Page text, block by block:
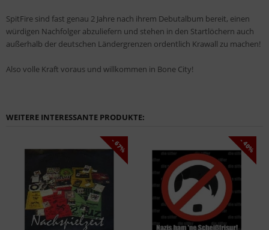
SpitFire sind fast genau 2 Jahre nach ihrem Debutalbum bereit, einen
würdigen Nachfolger abzuliefern und stehen in den Startlöchern auch
außerhalb der deutschen Ländergrenzen ordentlich Krawall zu machen!
Also volle Kraft voraus und willkommen in Bone City!
WEITERE INTERESSANTE PRODUKTE:
- 67% - 40%